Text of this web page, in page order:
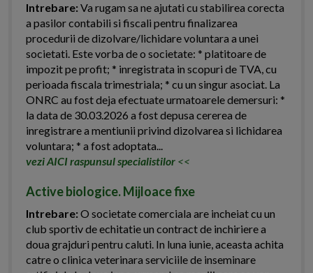
Intrebare:Va rugam sa ne ajutati cu stabilirea corecta
a pasilor contabili si fiscali pentru finalizarea
procedurii de dizolvare/lichidare voluntara a unei
societati. Este vorba de o societate: * platitoare de
impozit pe profit; * inregistrata in scopuri de TVA, cu
perioada fiscala trimestriala; * cu un singur asociat. La
ONRC au fost deja efectuate urmatoarele demersuri: *
la data de 30.03.2026 a fost depusa cererea de
inregistrare a mentiunii privind dizolvarea si lichidarea
voluntara; * a fost adoptata...
vezi AICI raspunsul specialistilor <<
Active biologice. Mijloace fixe
Intrebare:O societate comerciala are incheiat cu un
club sportiv de echitatie un contract de inchiriere a
doua grajduri pentru caluti. In luna iunie, aceasta achita
catre o clinica veterinara serviciile de inseminare